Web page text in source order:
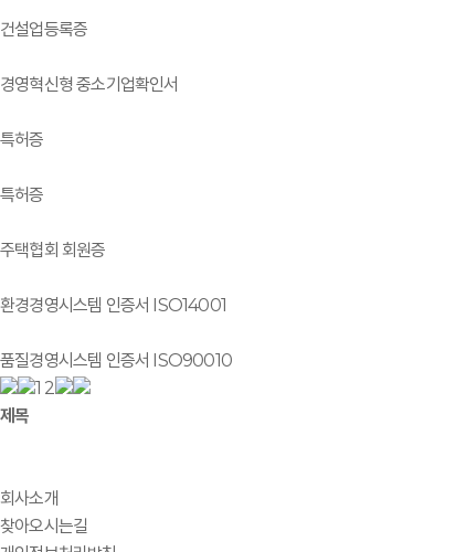
건설업등록증
경영혁신형 중소기업확인서
특허증
특허증
주택협회 회원증
환경경영시스템 인증서 ISO14001
품질경영시스템 인증서 ISO90010
1 2
제목
회사소개
찾아오시는길